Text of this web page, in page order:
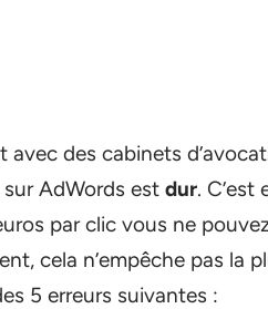
avec des cabinets
AdWords est dur. C’est
par clic vous ne
cela n’empêche pas la
5 erreurs suivantes :